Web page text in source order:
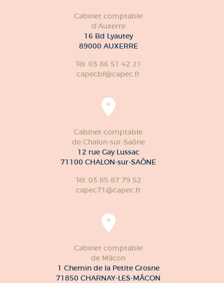
Cabinet comptable
d'Auxerre
16 Bd Lyautey
89000 AUXERRE
Tél. 03 86 51 42 21
capecbf@capec.fr
Cabinet comptable
de Chalon-sur-Saône
12 rue Gay Lussac
71100 CHALON-sur-SAÔNE
Tél. 03 85 87 79 52
capec71@capec.fr
Cabinet comptable
de Mâcon
1 Chemin de la Petite Grosne
71850 CHARNAY-LES-MÂCON